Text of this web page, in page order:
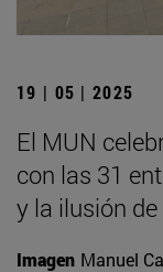
19 | 05 | 2025
El MUN
con las 31
y la ilusión
Imagen Manuel